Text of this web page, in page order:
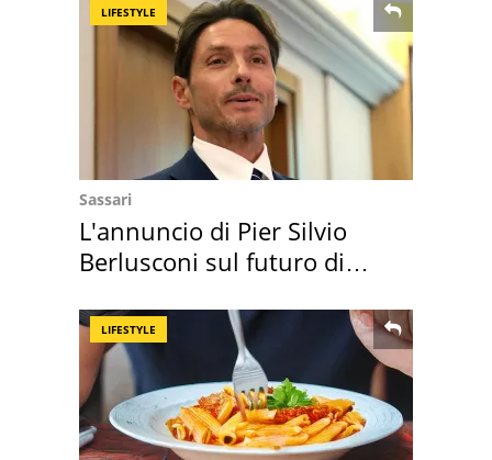
LIFESTYLE
Sassari
L'annuncio di Pier Silvio
Berlusconi sul futuro di
LIFESTYLE